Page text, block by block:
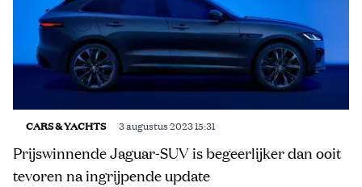
CARS & YACHTS 3 augustus 2023 15:31
Prijswinnende Jaguar-SUV is begeerlijker dan ooit
tevoren na ingrijpende update